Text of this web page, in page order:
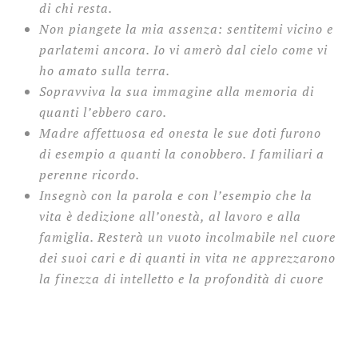
di chi resta.
Non piangete la mia assenza: sentitemi vicino e
parlatemi ancora. Io vi amerò dal cielo come vi
ho amato sulla terra.
Sopravviva la sua immagine alla memoria di
quanti l’ebbero caro.
Madre affettuosa ed onesta le sue doti furono
di esempio a quanti la conobbero. I familiari a
perenne ricordo.
Insegnò con la parola e con l’esempio che la
vita è dedizione all’onestà, al lavoro e alla
famiglia. Resterà un vuoto incolmabile nel cuore
dei suoi cari e di quanti in vita ne apprezzarono
la finezza di intelletto e la profondità di cuore